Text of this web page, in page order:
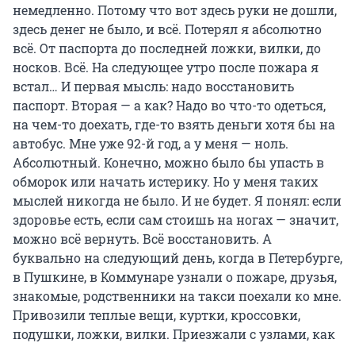
немедленно. Потому что вот здесь руки не дошли,
здесь денег не было, и всё. Потерял я абсолютно
всё. От паспорта до последней ложки, вилки, до
носков. Всё. На следующее утро после пожара я
встал… И первая мысль: надо восстановить
паспорт. Вторая — а как? Надо во что-то одеться,
на чем-то доехать, где-то взять деньги хотя бы на
автобус. Мне уже 92-й год, а у меня — ноль.
Абсолютный. Конечно, можно было бы упасть в
обморок или начать истерику. Но у меня таких
мыслей никогда не было. И не будет. Я понял: если
здоровье есть, если сам стоишь на ногах — значит,
можно всё вернуть. Всё восстановить. А
буквально на следующий день, когда в Петербурге,
в Пушкине, в Коммунаре узнали о пожаре, друзья,
знакомые, родственники на такси поехали ко мне.
Привозили теплые вещи, куртки, кроссовки,
подушки, ложки, вилки. Приезжали с узлами, как